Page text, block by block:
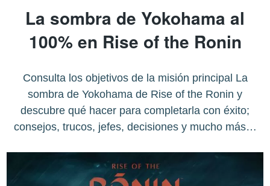
La sombra de Yokohama al
100% en Rise of the Ronin
Consulta los objetivos de la misión principal La
sombra de Yokohama de Rise of the Ronin y
descubre qué hacer para completarla con éxito;
consejos, trucos, jefes, decisiones y mucho más…